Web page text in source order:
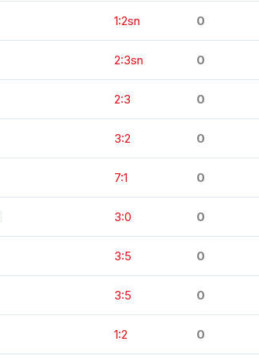
1:2sn 0
2:3sn 0
2:3 0
3:2 0
7:1 0
3:0 0
3:5 0
3:5 0
1:2 0